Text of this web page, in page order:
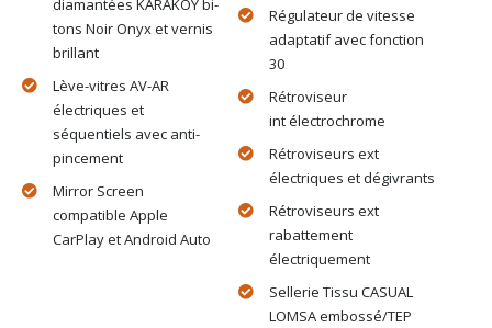
diamantées KARAKOY bi-
tons Noir Onyx et vernis
brillant
Lève-vitres AV-AR
électriques et
séquentiels avec anti-
pincement
Mirror Screen
compatible Apple
CarPlay et Android Auto
Régulateur de vitesse
adaptatif avec fonction
30
Rétroviseur
int électrochrome
Rétroviseurs ext
électriques et dégivrants
Rétroviseurs ext
rabattement
électriquement
Sellerie Tissu CASUAL
LOMSA embossé/TEP